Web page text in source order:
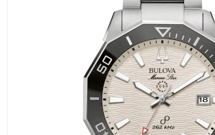
a